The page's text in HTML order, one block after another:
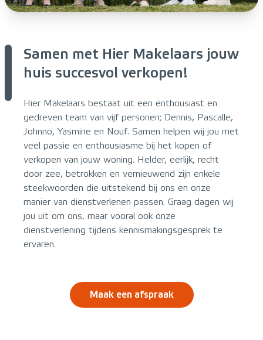
Samen met Hier Makelaars jouw
huis succesvol verkopen!
Hier Makelaars bestaat uit een enthousiast en
gedreven team van vijf personen; Dennis, Pascalle,
Johnno, Yasmine en Nouf. Samen helpen wij jou met
veel passie en enthousiasme bij het kopen of
verkopen van jouw woning. Helder, eerlijk, recht
door zee, betrokken en vernieuwend zijn enkele
steekwoorden die uitstekend bij ons en onze
manier van dienstverlenen passen. Graag dagen wij
jou uit om ons, maar vooral ook onze
dienstverlening tijdens kennismakingsgesprek te
ervaren.
Maak een afspraak